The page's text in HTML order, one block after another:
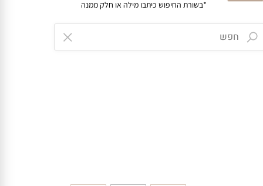
*בשורת החיפוש כיתבו מילה או חלק ממנה